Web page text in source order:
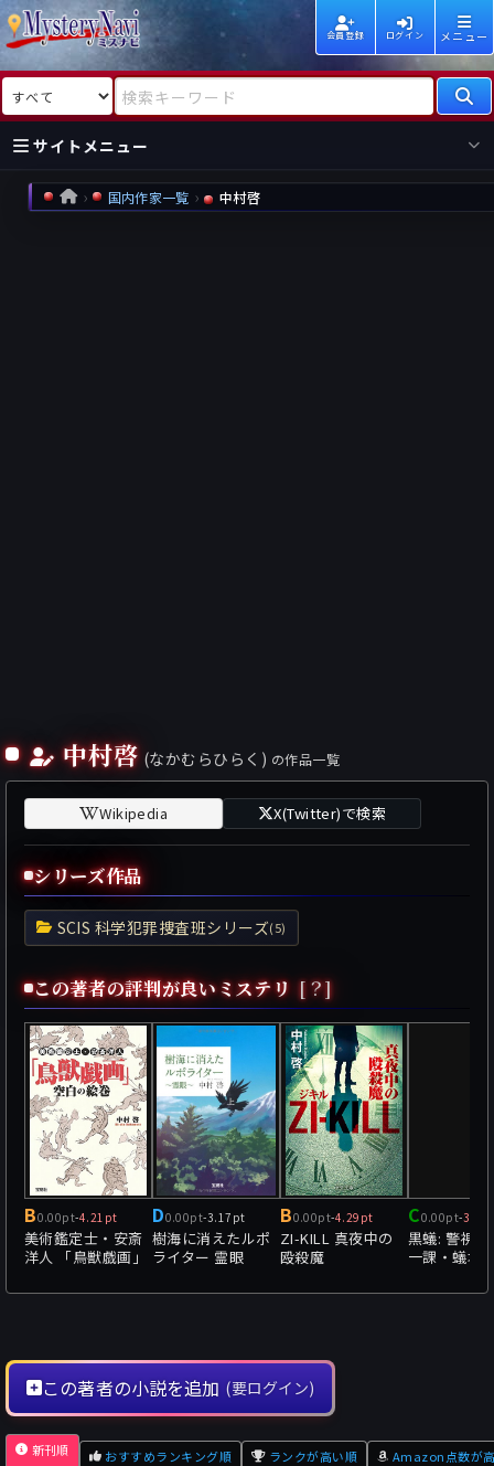
会員登録 ログイン メニュー
検索対象 検索キーワード
サイトメニュー
国内
海外
HOME 国内作家一覧 中村啓
中村啓 (なかむらひらく) の作品一覧
Wikipedia X(Twitter)で検索
シリーズ作品
SCIS 科学犯罪捜査班シリーズ(5)
この著者の評判が良いミステリ [？]
B0.00pt-4.21pt
美術鑑定士・安斎
洋人 「鳥獣戯画」
D0.00pt-3.17pt
樹海に消えたルポ
ライター 霊眼
B0.00pt-4.29pt
ZI-KILL 真夜中の
殴殺魔
C0.00pt-
黒蟻: 警視
一課・蟻塚
この著者の小説を追加 (要ログイン)
新刊順 おすすめランキング順 ランクが高い順 Amazon点数が